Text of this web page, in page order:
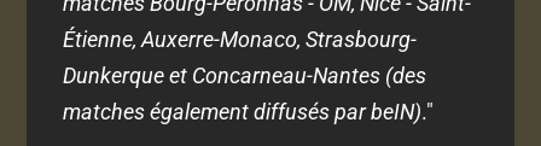
Étienne, Auxerre-Monaco, Strasbourg-
Dunkerque et Concarneau-Nantes (des
matches également diffusés par beIN)."